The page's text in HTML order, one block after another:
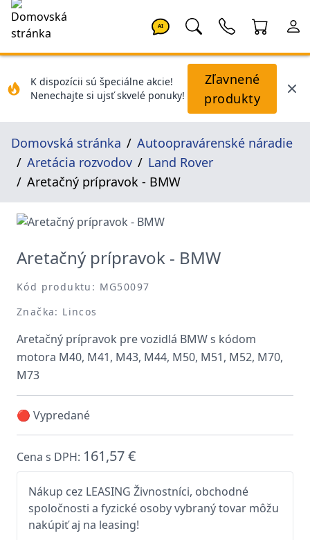
AI
K dispozícii sú špeciálne akcie!
Nenechajte si ujsť skvelé ponuky!
Zľavnené
produkty
Domovská stránka
Autoopravárenské náradie
Aretácia rozvodov
Land Rover
Aretačný prípravok - BMW
Aretačný prípravok - BMW
Kód produktu: MG50097
Značka: Lincos
Aretačný prípravok pre vozidlá BMW s kódom
motora M40, M41, M43, M44, M50, M51, M52, M70,
M73
🔴 Vypredané
Cena s DPH: 161,57 €
Nákup cez LEASING Živnostníci, obchodné
spoločnosti a fyzické osoby vybraný tovar môžu
nakúpiť aj na leasing!